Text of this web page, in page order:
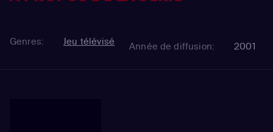
Genres: Jeu télévisé Année de diffusion: 2001